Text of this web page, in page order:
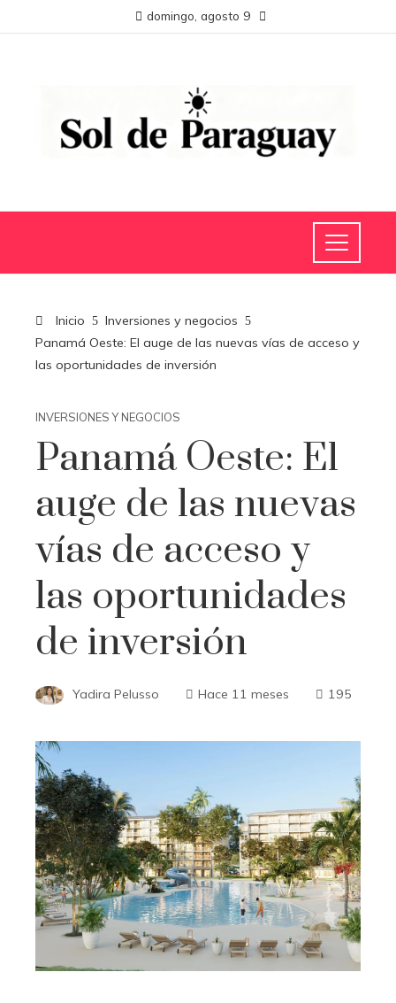
domingo, agosto 9
Inicio
Inversiones y negocios
Panamá Oeste: El auge de las nuevas vías de acceso y
las oportunidades de inversión
INVERSIONES Y NEGOCIOS
Panamá Oeste: El
auge de las nuevas
vías de acceso y
las oportunidades
de inversión
Yadira Pelusso Hace 11 meses 195